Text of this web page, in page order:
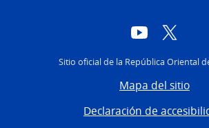
YouTube
Sitio oficial de la República Oriental
Mapa del sitio
Declaración de